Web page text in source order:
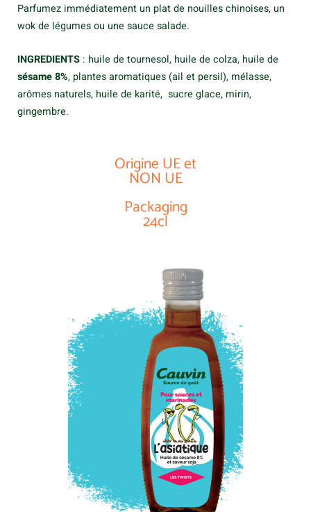
Parfumez immédiatement un plat de nouilles chinoises, un
wok de légumes ou une sauce salade.
INGREDIENTS : huile de tournesol, huile de colza, huile de
sésame 8%, plantes aromatiques (ail et persil), mélasse,
arômes naturels, huile de karité, sucre glace, mirin,
gingembre.
Origine UE et
NON UE
Packaging
24cl